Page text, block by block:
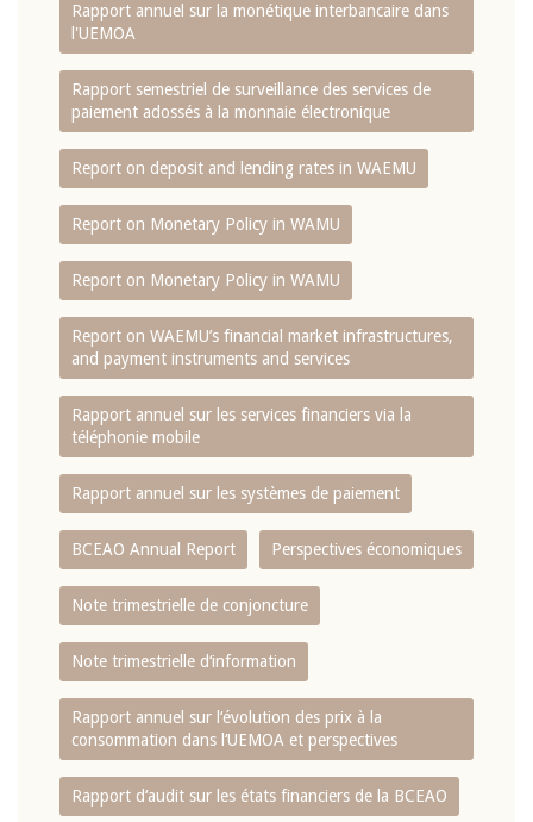
Rapport annuel sur la monétique interbancaire dans
l'UEMOA
Rapport semestriel de surveillance des services de
paiement adossés à la monnaie électronique
Report on deposit and lending rates in WAEMU
Report on Monetary Policy in WAMU
Report on Monetary Policy in WAMU
Report on WAEMU’s financial market infrastructures,
and payment instruments and services
Rapport annuel sur les services financiers via la
téléphonie mobile
Rapport annuel sur les systèmes de paiement
BCEAO Annual Report Perspectives économiques
Note trimestrielle de conjoncture
Note trimestrielle d‘information
Rapport annuel sur l‘évolution des prix à la
consommation dans l‘UEMOA et perspectives
Rapport d‘audit sur les états financiers de la BCEAO